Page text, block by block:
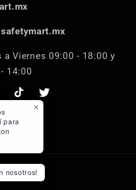
a Viernes 09:00 - 18:00 y
14:00
TikTokTwitter
para
nosotros!